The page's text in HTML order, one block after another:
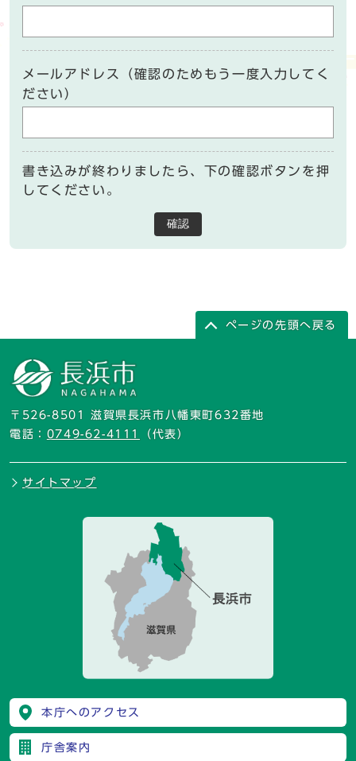
メールアドレス（確認のためもう一度入力してく
ださい）
書き込みが終わりましたら、下の確認ボタンを押
してください。
確認
ページの先頭へ戻る
〒526-8501 滋賀県長浜市八幡東町632番地
電話： 0749-62-4111 （代表）
サイトマップ
本庁へのアクセス
庁舎案内